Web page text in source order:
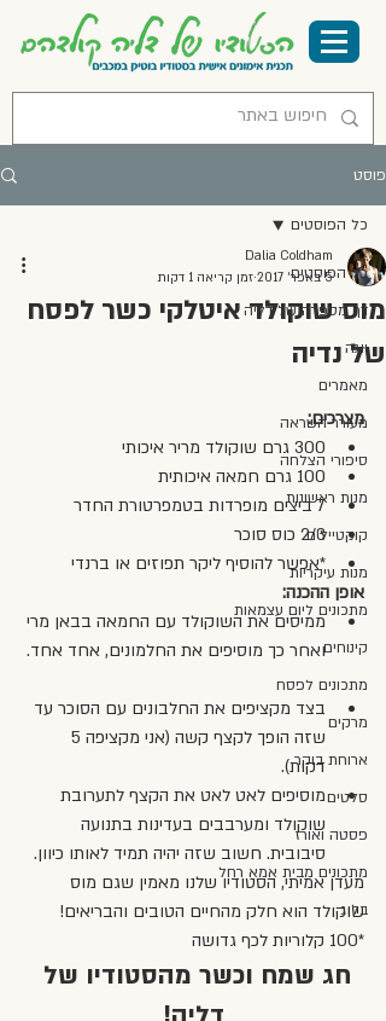
פוסט
כל הפוסטים
דף מספרה של דליה
יוגה
מאמרים
מעורר השראה
סיפורי הצלחה
מנות ראשונות
קוקטיילים
מנות עיקריות
מתכונים ליום עצמאות
קינוחים
מתכונים לפסח
מרקים
ארוחת בוקר
סלטים
פסטה ואורז
מתכונים מבית אמא רחל
בלוג
כל הפוסטים
מוס שוקולד איטלקי כשר לפסח
של נדיה
Dalia Coldham
5 באפר׳ 2017
זמן קריאה 1 דקות
מצרכים:
300 גרם שוקולד מריר איכותי
100 גרם חמאה איכותית
7 ביצים מופרדות בטמפרטורת החדר
2/3 כוס סוכר
*אפשר להוסיף ליקר תפוזים או ברנדי
אופן ההכנה:
ממיסים את השוקולד עם החמאה בבאן מרי
ואחר כך מוסיפים את החלמונים, אחד אחד.
בצד מקציפים את החלבונים עם הסוכר עד
דקות).
מוסיפים לאט לאט את הקצף לתערובת
שוקולד ומערבבים בעדינות בתנועה
סיבובית. חשוב שזה יהיה תמיד לאותו כיוון.
מעדן אמיתי, הסטודיו שלנו מאמין שגם מוס
שוקולד הוא חלק מהחיים הטובים והבריאים!
*100 קלוריות לכף גדושה
חג שמח וכשר מהסטודיו של